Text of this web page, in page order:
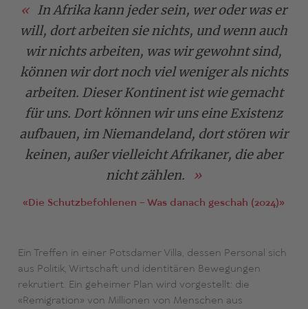
In Afrika kann jeder sein, wer oder was er
will, dort arbeiten sie nichts, und wenn auch
wir nichts arbeiten, was wir gewohnt sind,
können wir dort noch viel weniger als nichts
arbeiten. Dieser Kontinent ist wie gemacht
für uns. Dort können wir uns eine Existenz
aufbauen, im Niemandeland, dort stören wir
keinen, außer vielleicht Afrikaner, die aber
nicht zählen.
«Die Schutzbefohlenen – Was danach geschah (2024)»
Ein Treffen in einer Potsdamer Villa, dessen Personal sich
aus Politik, Wirtschaft und identitären Bewegungen
rekrutiert. Ein geheimer Plan wird vorgestellt: die
«Remigration» von Millionen von Menschen aus